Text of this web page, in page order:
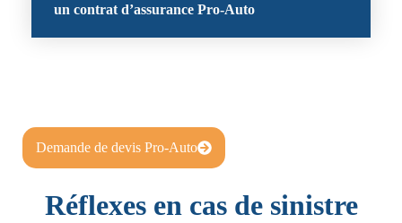
un contrat d’assurance Pro-Auto
Demande de devis Pro-Auto
Réflexes en cas de sinistre